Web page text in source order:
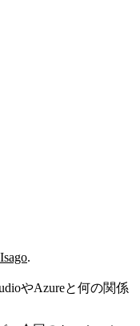
.
やAzureと何の関係